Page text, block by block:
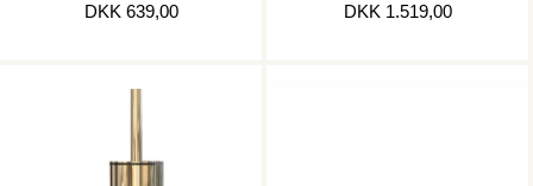
DKK 639,00 DKK 1.519,00